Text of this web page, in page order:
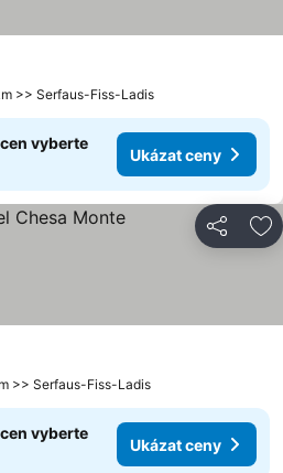
>> Serfaus-Fiss-Ladis
vyberte
Ukázat ceny
Sdílet
>> Serfaus-Fiss-Ladis
vyberte
Ukázat ceny